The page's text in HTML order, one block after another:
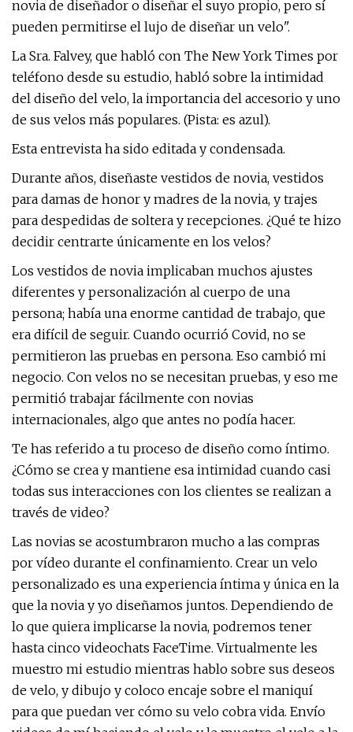
novia de diseñador o diseñar el suyo propio, pero sí
pueden permitirse el lujo de diseñar un velo".
La Sra. Falvey, que habló con The New York Times por
teléfono desde su estudio, habló sobre la intimidad
del diseño del velo, la importancia del accesorio y uno
de sus velos más populares. (Pista: es azul).
Esta entrevista ha sido editada y condensada.
Durante años, diseñaste vestidos de novia, vestidos
para damas de honor y madres de la novia, y trajes
para despedidas de soltera y recepciones. ¿Qué te hizo
decidir centrarte únicamente en los velos?
Los vestidos de novia implicaban muchos ajustes
diferentes y personalización al cuerpo de una
persona; había una enorme cantidad de trabajo, que
era difícil de seguir. Cuando ocurrió Covid, no se
permitieron las pruebas en persona. Eso cambió mi
negocio. Con velos no se necesitan pruebas, y eso me
permitió trabajar fácilmente con novias
internacionales, algo que antes no podía hacer.
Te has referido a tu proceso de diseño como íntimo.
¿Cómo se crea y mantiene esa intimidad cuando casi
todas sus interacciones con los clientes se realizan a
través de video?
Las novias se acostumbraron mucho a las compras
por vídeo durante el confinamiento. Crear un velo
personalizado es una experiencia íntima y única en la
que la novia y yo diseñamos juntos. Dependiendo de
lo que quiera implicarse la novia, podremos tener
hasta cinco videochats FaceTime. Virtualmente les
muestro mi estudio mientras hablo sobre sus deseos
de velo, y dibujo y coloco encaje sobre el maniquí
para que puedan ver cómo su velo cobra vida. Envío